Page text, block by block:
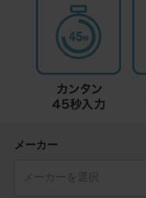
メーカー